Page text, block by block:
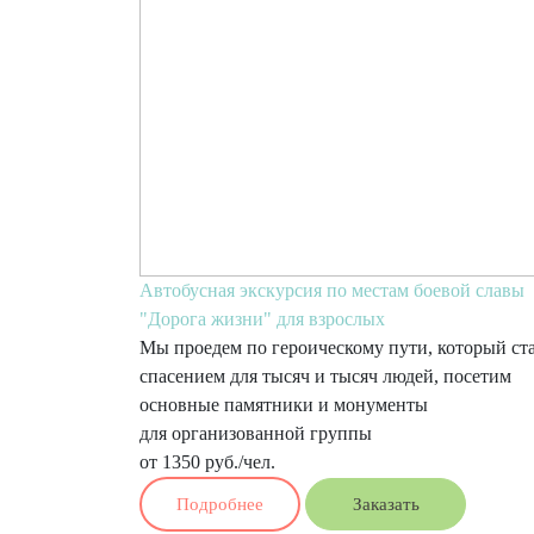
Автобусная экскурсия по местам боевой славы
"Дорога жизни" для взрослых
Мы проедем по героическому пути, который
спасением для тысяч и тысяч людей, посетим
основные памятники и монументы
для организованной группы
от 1350 руб./чел.
Подробнее Заказать